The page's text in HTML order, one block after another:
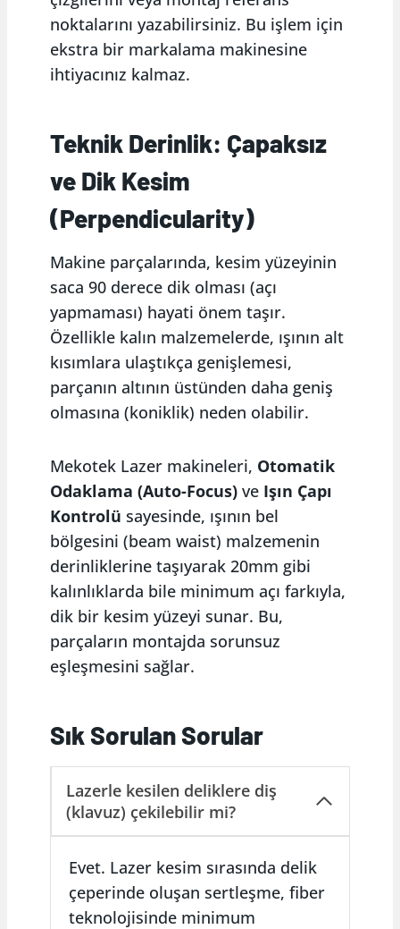
noktalarını yazabilirsiniz. Bu işlem için
ekstra bir markalama makinesine
ihtiyacınız kalmaz.
Teknik Derinlik: Çapaksız
ve Dik Kesim
(Perpendicularity)
Makine parçalarında, kesim yüzeyinin
saca 90 derece dik olması (açı
yapmaması) hayati önem taşır.
Özellikle kalın malzemelerde, ışının alt
kısımlara ulaştıkça genişlemesi,
parçanın altının üstünden daha geniş
olmasına (koniklik) neden olabilir.
Mekotek Lazer makineleri, Otomatik
Odaklama (Auto-Focus) ve Işın Çapı
Kontrolü sayesinde, ışının bel
bölgesini (beam waist) malzemenin
derinliklerine taşıyarak 20mm gibi
kalınlıklarda bile minimum açı farkıyla,
dik bir kesim yüzeyi sunar. Bu,
parçaların montajda sorunsuz
eşleşmesini sağlar.
Sık Sorulan Sorular
Lazerle kesilen deliklere diş
(klavuz) çekilebilir mi?
Evet. Lazer kesim sırasında delik
çeperinde oluşan sertleşme, fiber
teknolojisinde minimum